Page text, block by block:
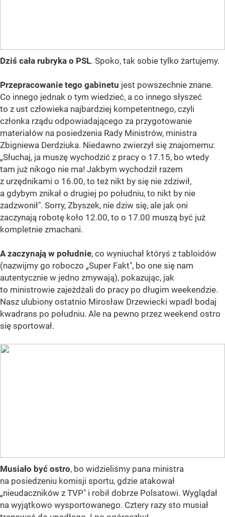
Dziś cała rubryka o PSL. Spoko, tak sobie tylko żartujemy.
Przepracowanie tego gabinetu jest powszechnie znane.
Co innego jednak o tym wiedzieć, a co innego słyszeć
to z ust człowieka najbardziej kompetentnego, czyli
członka rządu odpowiadającego za przygotowanie
materiałów na posiedzenia Rady Ministrów, ministra
Zbigniewa Derdziuka. Niedawno zwierzył się znajomemu:
„Słuchaj, ja muszę wychodzić z pracy o 17.15, bo wtedy
tam już nikogo nie ma! Jakbym wychodził razem
z urzędnikami o 16.00, to też nikt by się nie zdziwił,
a gdybym znikał o drugiej po południu, to nikt by nie
zadzwonił". Sorry, Zbyszek, nie dziw się, ale jak oni
zaczynają robotę koło 12.00, to o 17.00 muszą być już
kompletnie zmachani.
A zaczynają w południe, co wyniuchał któryś z tabloidów
(nazwijmy go roboczo „Super Fakt", bo one się nam
autentycznie w jedno zmywają), pokazując, jak
to ministrowie zajeżdżali do pracy po długim weekendzie.
Nasz ulubiony ostatnio Mirosław Drzewiecki wpadł bodaj
kwadrans po południu. Ale na pewno przez weekend ostro
się sportował.
Musiało być ostro, bo widzieliśmy pana ministra
na posiedzeniu komisji sportu, gdzie atakował
„nieudaczników z TVP" i robił dobrze Polsatowi. Wyglądał
na wyjątkowo wysportowanego. Cztery razy sto musiał